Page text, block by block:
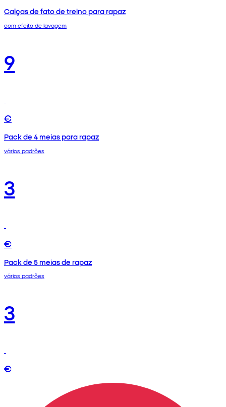
Calças de fato de treino para rapaz
com efeito de lavagem
9
€
Pack de 4 meias para rapaz
vários padrões
3
€
Pack de 5 meias de rapaz
vários padrões
3
€